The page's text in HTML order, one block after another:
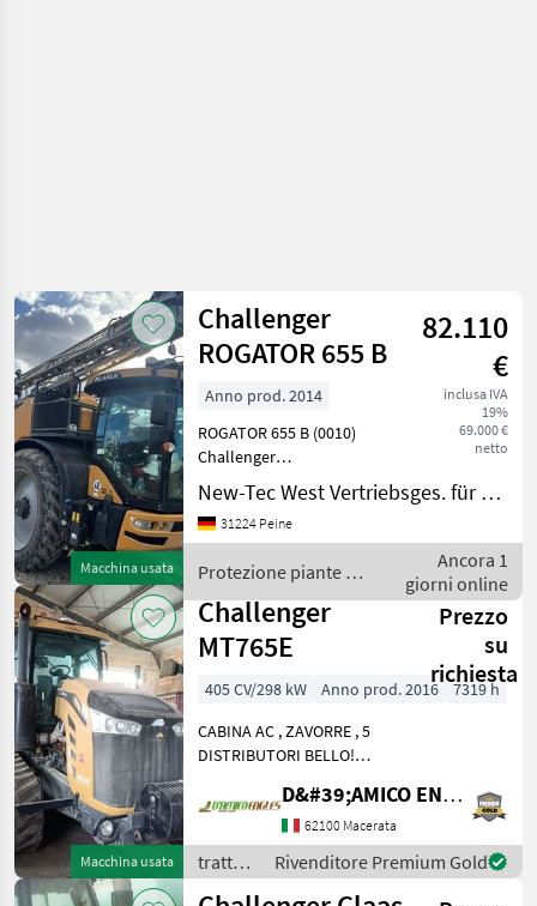
Macchina usata
Challenger
ROGATOR 655 B
82.110
€
inclusa IVA
19%
69.000 €
netto
Anno prod. 2014
ROGATOR 655 B (0010)
Challenger
Selbstfahrfeldspritze (0020)
- in serienmäßiger
Grundausrüstung - (0030)
(0040) Arbeitsbreite 30/18
m (0050) 1
New-Tec West Vertriebsges. für Agrartechnik mbH, Peine
31224 Peine
Protezione piante /
Challenger
Ancora 1
giorni online
Macchina usata
Challenger
MT765E
Prezzo
su
richiesta
405 CV/298 kW Anno prod. 2016
7319 h
CABINA AC , ZAVORRE , 5
DISTRIBUTORI BELLO!
D&#39;AMICO ENGLES SRL
62100 Macerata
trattori
/
Rivenditore Premium Gold